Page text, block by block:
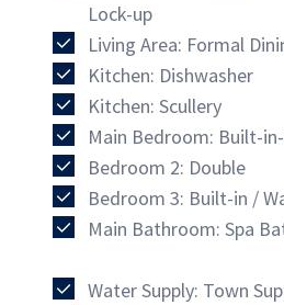
Lock-up
Living Area: Formal
Kitchen: Dishwasher
Kitchen: Scullery
Main Bedroom: Built-
Bedroom 2: Double
Bedroom 3: Built-in /
Main Bathroom: Spa
Water Supply: Town